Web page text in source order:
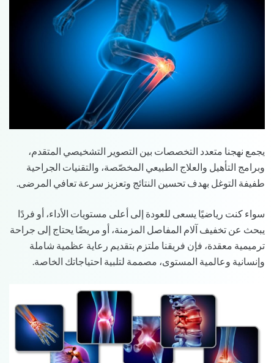
يجمع نهجنا متعدد التخصصات بين التصوير التشخيصي المتقدم،
وبرامج التأهيل والعلاج الطبيعي المخصّصة، والتقنيات الجراحية
طفيفة التوغل بهدف تحسين النتائج وتعزيز سرعة تعافي المرضى.
سواء كنت رياضيًا يسعى للعودة إلى أعلى مستويات الأداء، أو فردًا
يبحث عن تخفيف آلام المفاصل المزمنة، أو مريضًا يحتاج إلى جراحة
ترميمية معقدة، فإن فريقنا ملتزم بتقديم رعاية عظمية شاملة
وإنسانية وعالمية المستوى، مصممة لتلبية احتياجاتك الخاصة.